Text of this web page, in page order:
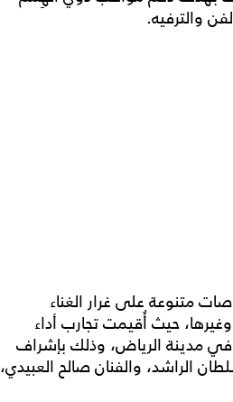
والترفيه.
متنوعة على غرار الغناء
حيث أُقيمت تجارب أداء
مدينة الرياض، وذلك بإشراف
الراشد، والفنان صالح العبيدي،